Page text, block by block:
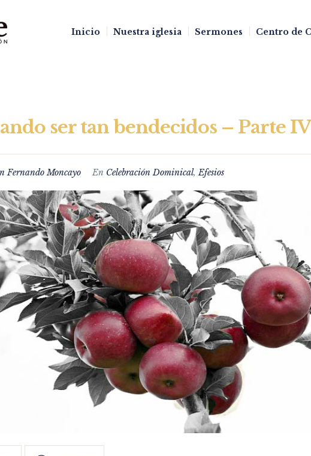
Inicio Nuestra iglesia Sermones Centro de
ser tan bendecidos – Parte IV
Fernando Moncayo En Celebración Dominical,Efesios